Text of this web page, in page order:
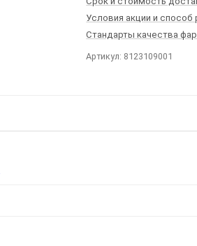
Условия акции и способ
Стандарты качества
Артикул: 8123109001